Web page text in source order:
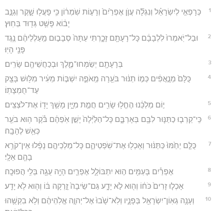
1
כְּרָפְאִ֣י לְיִשְׂרָאֵ֗ל וְנִגְלָ֞ה עֲוֺ֤ן אֶפְרַ֙יִם֙ וְרָע֣וֹת שֹֽׁמְר֔וֹן כִּ֥י פָעֲל֖וּ שָׁ֑קֶר וְגַנָּ֣ב
יָב֔וֹא פָּשַׁ֥ט גְּד֖וּד בַּחֽוּץ׃
2
וּבַל־יֹֽאמְרוּ֙ לִלְבָבָ֔ם כָּל־רָעָתָ֖ם זָכָ֑רְתִּי עַתָּה֙ סְבָב֣וּם מַֽעַלְלֵיהֶ֔ם נֶ֥גֶד
פָּנַ֖י הָיֽוּ׃
3 בְּרָעָתָ֖ם יְשַׂמְּחוּ־מֶ֑לֶךְ וּבְכַחֲשֵׁיהֶ֖ם שָׂרִֽים׃
4
כֻּלָּם֙ מְנָ֣אֲפִ֔ים כְּמ֣וֹ תַנּ֔וּר בֹּעֵ֖רָה מֵֽאֹפֶ֑ה יִשְׁבּ֣וֹת מֵעִ֔יר מִלּ֥וּשׁ בָּצֵ֖ק
עַד־חֻמְצָתֽוֹ׃
5 י֣וֹם מַלְכֵּ֔נוּ הֶחֱל֥וּ שָׂרִ֖ים חֲמַ֣ת מִיָּ֑יִן מָשַׁ֥ךְ יָד֖וֹ אֶת־לֹצְצִֽים׃
6
כִּֽי־קֵרְב֧וּ כַתַּנּ֛וּר לִבָּ֖ם בְּאָרְבָּ֑ם כָּל־הַלַּ֙יְלָה֙ יָשֵׁ֣ן אֹֽפֵהֶ֔ם בֹּ֕קֶר ה֥וּא בֹעֵ֖ר
כְּאֵ֥שׁ לֶהָבָֽה׃
7
כֻּלָּ֤ם יֵחַ֙מּוּ֙ כַּתַּנּ֔וּר וְאָכְל֖וּ אֶת־שֹֽׁפְטֵיהֶ֑ם כָּל־מַלְכֵיהֶ֣ם נָפָ֔לוּ אֵין־קֹרֵ֥א
בָהֶ֖ם אֵלָֽי׃
8 אֶפְרַ֕יִם בָּעַמִּ֖ים ה֣וּא יִתְבּוֹלָ֑ל אֶפְרַ֛יִם הָיָ֥ה עֻגָ֖ה בְּלִ֥י הֲפוּכָֽה׃
9 אָכְל֤וּ זָרִים֙ כֹּח֔וֹ וְה֖וּא לֹ֣א יָדָ֑ע גַּם־שֵׂיבָה֙ זָ֣רְקָה בּ֔וֹ וְה֖וּא לֹ֥א יָדָֽע׃
10
וְעָנָ֥ה גְאֽוֹן־יִשְׂרָאֵ֖ל בְּפָנָ֑יו וְלֹֽא־שָׁ֙בוּ֙ אֶל־יְהוָ֣ה אֱלֹֽהֵיהֶ֔ם וְלֹ֥א בִקְשֻׁ֖הוּ